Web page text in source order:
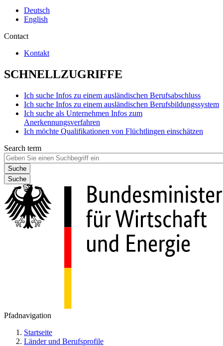
Deutsch
English
Contact
Kontakt
SCHNELLZUGRIFFE
Ich suche Infos zu einem ausländischen Berufsabschluss
Ich suche Infos zu einem ausländischen Berufsbildungssystem
Ich suche als Unternehmen Infos zum
Anerkennungsverfahren
Ich möchte Qualifikationen von Flüchtlingen einschätzen
Search term
Suche
Pfadnavigation
Startseite
Länder und Berufsprofile